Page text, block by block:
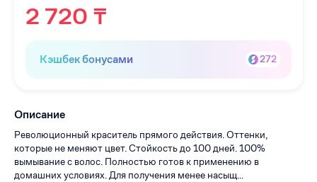
2 720 ₸
Кэшбек бонусами 272
Описание
Революционный краситель прямого действия. Оттенки,
которые не меняют цвет. Стойкость до 100 дней. 100%
вымывание с волос. Полностью готов к применению в
домашних условиях. Для получения менее насыщ...